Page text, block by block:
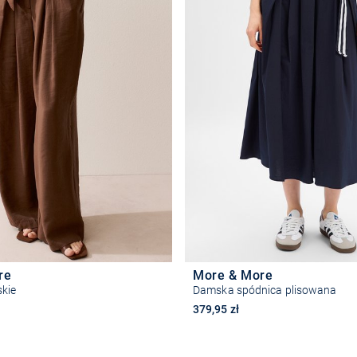
More & More
Damska spódnica plisowana
379,95 zł